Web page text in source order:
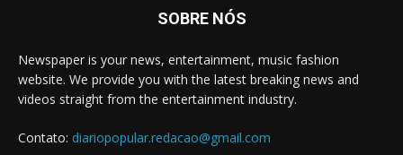
SOBRE NÓS
Newspaper is your news, entertainment, music fashion
website. We provide you with the latest breaking news and
videos straight from the entertainment industry.
Contato: diariopopular.redacao@gmail.com